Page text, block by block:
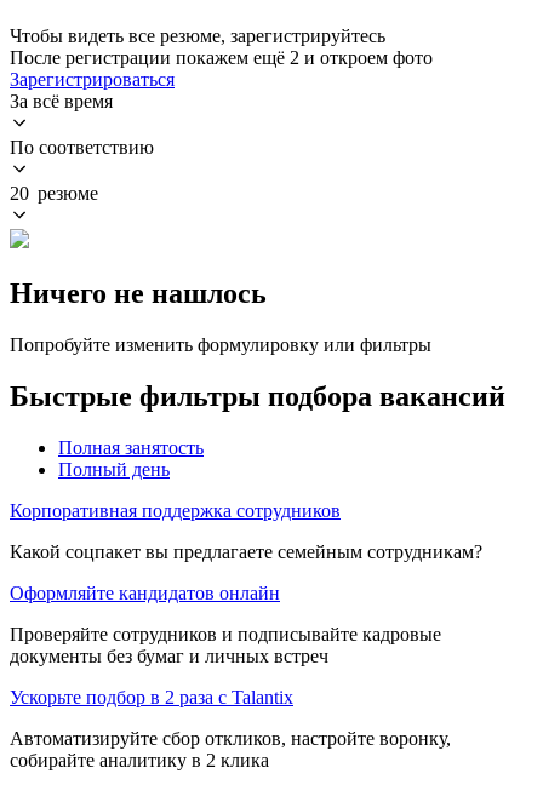
Чтобы видеть все резюме, зарегистрируйтесь
После регистрации покажем ещё 2 и откроем фото
Зарегистрироваться
За всё время
По соответствию
20 резюме
Ничего не нашлось
Попробуйте изменить формулировку или фильтры
Быстрые фильтры подбора вакансий
Полная занятость
Полный день
Корпоративная поддержка сотрудников
Какой соцпакет вы предлагаете семейным сотрудникам?
Оформляйте кандидатов онлайн
Проверяйте сотрудников и подписывайте кадровые
документы без бумаг и личных встреч
Ускорьте подбор в 2 раза с Talantix
Автоматизируйте сбор откликов, настройте воронку,
собирайте аналитику в 2 клика